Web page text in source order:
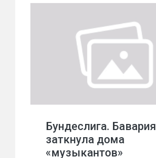
Бундеслига. Бавария
заткнула дома
«музыкантов»